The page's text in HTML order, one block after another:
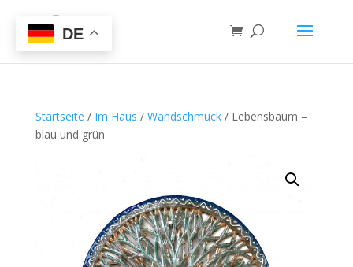
Startseite / Im Haus / Wandschmuck/ Lebensbaum –
blau und grün
DE